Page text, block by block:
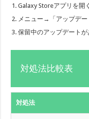
Galaxy Storeアプリを開く
メニュー→「アップデー
保留中のアップデート
対処法比較表
対処法